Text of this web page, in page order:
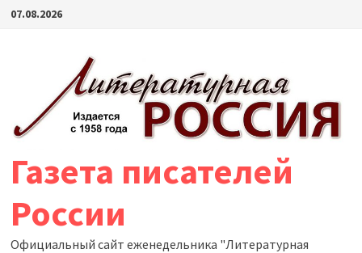
Перейти
07.08.2026
Газета писателей
России
Официальный сайт еженедельника "Литературная